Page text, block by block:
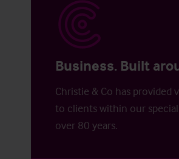
Business. Built
Christie & Co has provided
to clients within our
over 80 years.